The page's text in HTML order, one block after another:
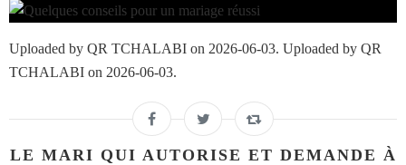
Uploaded by QR TCHALABI on 2026-06-03. Uploaded by QR
TCHALABI on 2026-06-03.
LE MARI QUI AUTORISE ET DEMANDE À